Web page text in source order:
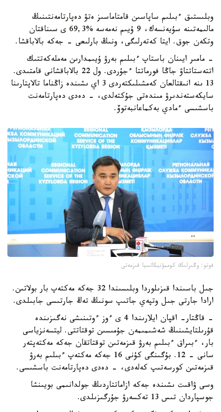
وبلىستىق ءبىلىم ساپاسىن قامتاماسىز ەتۋ دەپارتامەنتىنىڭ
مالىمەتىنە سۇيەنسەك، 9 ۇيىم نەمەسە %69,3 ى سىناقتان
وتكەن جوق. ايتا كەتەرلىگى، ونىڭ بارلىعى - جەكە بالاباقشا.
- مامىر ايىنان باستاپ ءبىلىم بەرۋ ۇيىمدارىن مەملەكەتتىك
اتتەستاتتاۋ جاڭا فورماتتا ءجۇردى. ول 22 بالاباقشانى قامتىدى.
13 ىنە انىقتالعان كەمشىلىكتەردى 3 اي ىشىندە زاڭناما تالاپتارىنا
سايكەستەندىرۋ مىندەتى جۇكتەلدى، - دەدى دەپارتامەنت
باسشىسى ءمادي بەكماعانبەتوۆ.
فوتو: وڭىرلىك كوممۋنيكاتسيا قىزمەتى
جىل باسىندا قىزىلوردا وبلىسىندا 32 جەكە مەكتەپ بار بولاتىن.
ارادا جارتى جىل وتپەي جاتىپ سونىڭ تەڭ جارتىسى جابىلدى.
- قاڭتار- اقپان ايلارىندا 4 ى ءوز ءوتىنىشى نەگىزىندە
قۇرىلتايشىنىڭ شەشىمىمەن جۇمىسىن توقتاتتى. ليتسەنزياسى
بار، ءبىراق ءبىلىم بەرۋ قىزمەتىن توقتاتقان جەكە مەكتەپتەر
سانى - 12. بۇگىنگى كۇنى 16 جەكە مەكتەپ ءبىلىم بەرۋ
قىزمەتىن كورسەتىپ كەلەدى، - دەدى دەپارتامەنت باسشىسى.
وسى ۋاقىت ىشىندە جەكە ازاماتتاردىڭ جولدانىمى بويىنشا
جوسپاردان تىس 13 تەكسەرۋ جۇرگىزىلدى.